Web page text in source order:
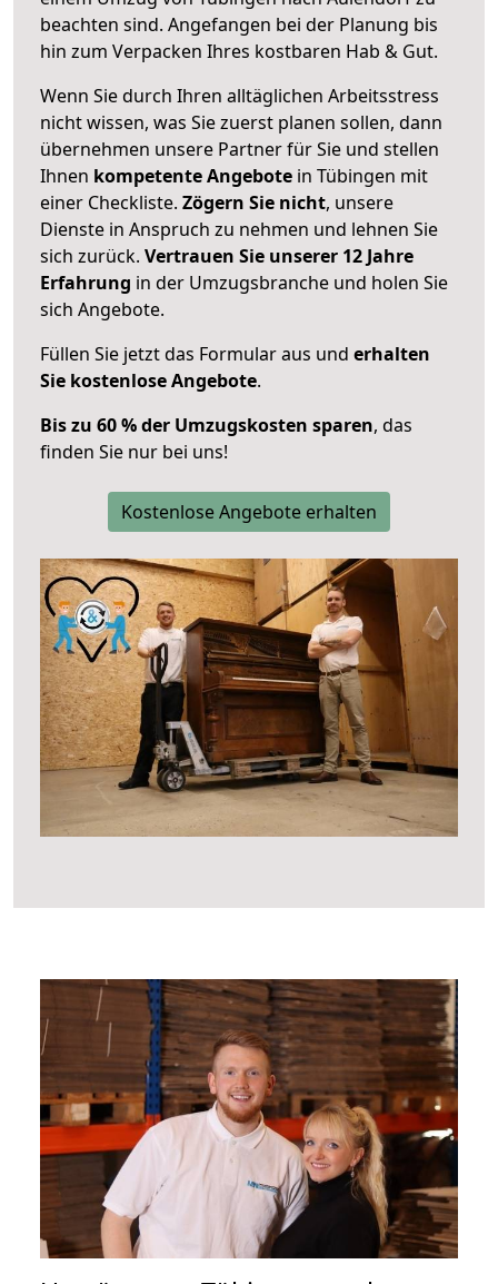
beachten sind. Angefangen bei der Planung bis
hin zum Verpacken Ihres kostbaren Hab & Gut.
Wenn Sie durch Ihren alltäglichen Arbeitsstress
nicht wissen, was Sie zuerst planen sollen, dann
übernehmen unsere Partner für Sie und stellen
Ihnen kompetente Angebote in Tübingen mit
einer Checkliste. Zögern Sie nicht, unsere
Dienste in Anspruch zu nehmen und lehnen Sie
sich zurück. Vertrauen Sie unserer 12 Jahre
Erfahrung in der Umzugsbranche und holen Sie
sich Angebote.
Füllen Sie jetzt das Formular aus und erhalten
Sie kostenlose Angebote.
Bis zu 60 % der Umzugskosten sparen, das
finden Sie nur bei uns!
Kostenlose Angebote erhalten